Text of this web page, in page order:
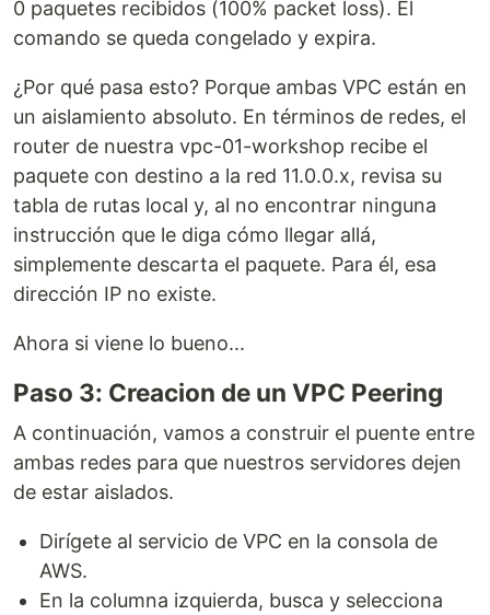
0 paquetes recibidos (100% packet loss). El
comando se queda congelado y expira.
¿Por qué pasa esto? Porque ambas VPC están en
un aislamiento absoluto. En términos de redes, el
router de nuestra vpc-01-workshop recibe el
paquete con destino a la red 11.0.0.x, revisa su
tabla de rutas local y, al no encontrar ninguna
instrucción que le diga cómo llegar allá,
simplemente descarta el paquete. Para él, esa
dirección IP no existe.
Ahora si viene lo bueno...
Paso 3: Creacion de un VPC Peering
A continuación, vamos a construir el puente entre
ambas redes para que nuestros servidores dejen
de estar aislados.
Dirígete al servicio de VPC en la consola de
AWS.
En la columna izquierda, busca y selecciona